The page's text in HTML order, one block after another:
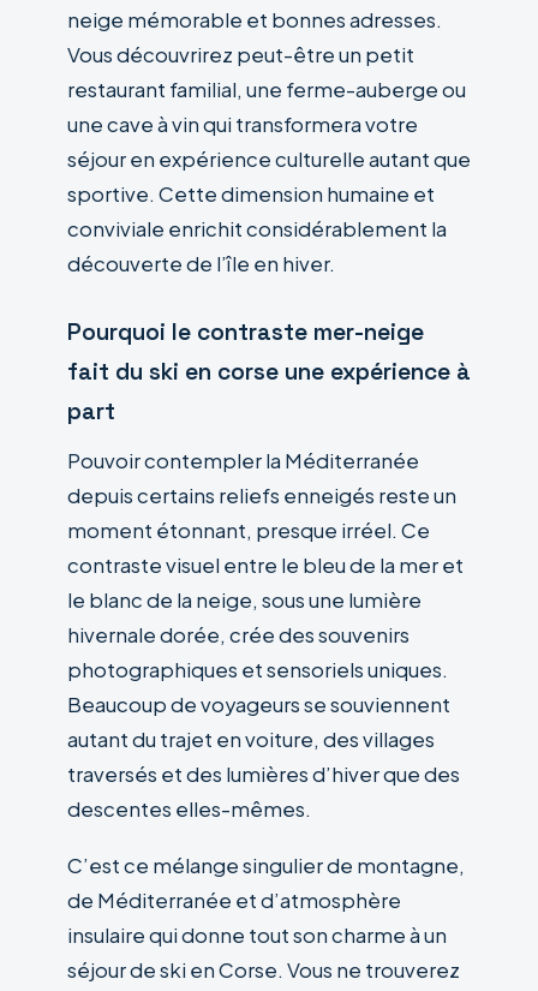
neige mémorable et bonnes adresses.
Vous découvrirez peut-être un petit
restaurant familial, une ferme-auberge ou
une cave à vin qui transformera votre
séjour en expérience culturelle autant que
sportive. Cette dimension humaine et
conviviale enrichit considérablement la
découverte de l’île en hiver.
Pourquoi le contraste mer-neige
fait du ski en corse une expérience à
part
Pouvoir contempler la Méditerranée
depuis certains reliefs enneigés reste un
moment étonnant, presque irréel. Ce
contraste visuel entre le bleu de la mer et
le blanc de la neige, sous une lumière
hivernale dorée, crée des souvenirs
photographiques et sensoriels uniques.
Beaucoup de voyageurs se souviennent
autant du trajet en voiture, des villages
traversés et des lumières d’hiver que des
descentes elles-mêmes.
C’est ce mélange singulier de montagne,
de Méditerranée et d’atmosphère
insulaire qui donne tout son charme à un
séjour de ski en Corse. Vous ne trouverez